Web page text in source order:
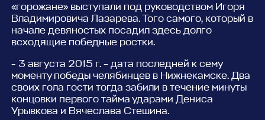
«горожане» выступали под руководством Игоря
Владимировича Лазарева. Того самого, который в
начале девяностых посадил здесь долго
всходящие победные ростки.
- 3 августа 2015 г. – дата последней к сему
моменту победы челябинцев в Нижнекамске. Два
своих гола гости тогда забили в течение минуты
концовки первого тайма ударами Дениса
Урывкова и Вячеслава Стешина.